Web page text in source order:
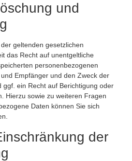
und
geltenden gesetzlichen
das Recht auf unentgeltliche
personenbezogenen
Empfänger und den Zweck der
ggf. ein Recht auf Berichtigung oder
Hierzu sowie zu weiteren Fragen
Daten können Sie sich
der